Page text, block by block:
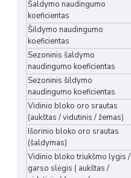
Šaldymo naudingumo
koeficientas
Šildymo naudingumo
koeficientas
Sezoninis šaldymo
naudingumo koeficientas
Sezoninis šildymo
naudingumo koeficientas
Vidinio bloko oro srautas
(aukštas / vidutinis / žemas)
Išorinio bloko oro srautas
(šaldymas)
Vidinio bloko triukšmo lygis /
garso slėgis ( aukštas /